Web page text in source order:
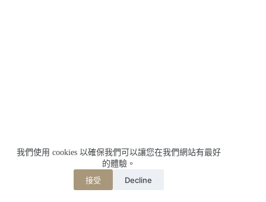
我們使用 cookies 以確保我們可以讓您在我們網站有最好
的體驗。
接受 Decline